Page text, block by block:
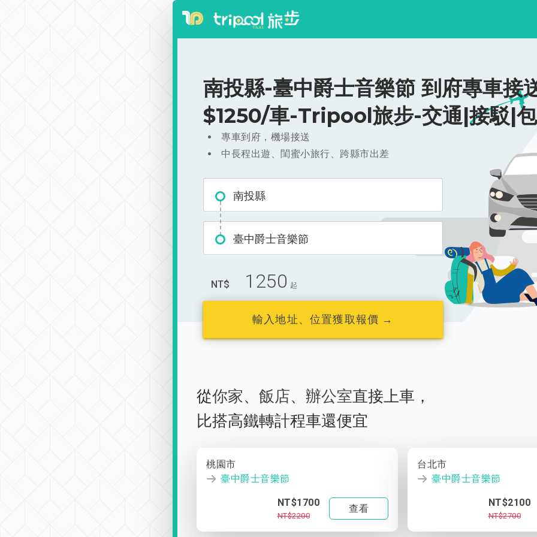
南投縣-臺中爵士音樂節 到府專車接
$1250/車-Tripool旅步-交通|接駁|
專車到府，機場接送
中長程出遊、閨蜜小旅行、跨縣市出差
南投縣
臺中爵士音樂節
NT$ 1250 起
輸入地址、位置獲取報價 →
從你家、 飯店、 辦公室直接上車，
比搭高鐵轉計程車還便宜
桃園市
臺中爵士音樂節
NT$1700
NT$2200
查看
台北市
臺中爵士音樂節
NT$2100
NT$2700